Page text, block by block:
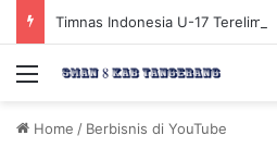
Menu
Home / Berbisnis di YouTube